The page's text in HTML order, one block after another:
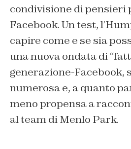
condivisione di pensieri
Facebook. Un test,
capire come e se sia
una nuova ondata di
generazione-Facebook,
numerosa e, a quanto
meno propensa a
al team di Menlo Park.